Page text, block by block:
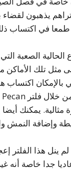
يذهبون
في اكتساب
الصعبة
مثل تلك الأماكن
اكتساب
يمكنك
وإضافة النمش
ينل هذا الفلتر
جدا خاصة أنه